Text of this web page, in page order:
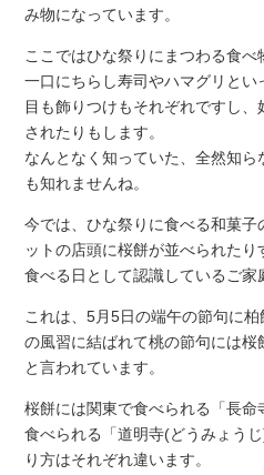
み物になっています。
ここではひな祭りにまつわる食べ
一口にちらし寿司やハマグリとい
目も飾りつけもそれぞれですし
されたりもします。
なんとなく知っていた、全然知
も知れませんね。
今では、ひな祭りに食べる和菓
ットの店頭に桜餅が並べられた
食べる日として認識しているご家
これは、5月5日の端午の節句に
の風習に結ばれて桃の節句には桜
と言われています。
桜餅には関東で食べられる「長
食べられる「道明寺(どうみょう
り方はそれぞれ違います。